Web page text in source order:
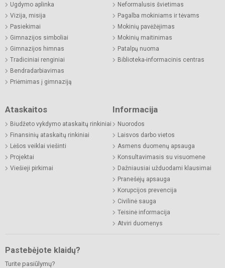
Ugdymo aplinka
Vizija, misija
Pasiekimai
Gimnazijos simboliai
Gimnazijos himnas
Tradiciniai renginiai
Bendradarbiavimas
Priėmimas į gimnaziją
Neformalusis švietimas
Pagalba mokiniams ir tėvams
Mokinių pavėžėjimas
Mokinių maitinimas
Patalpų nuoma
Biblioteka-informacinis centras
Ataskaitos
Biudžeto vykdymo ataskaitų rinkiniai
Finansinių ataskaitų rinkiniai
Lėšos veiklai viešinti
Projektai
Viešieji pirkimai
Informacija
Nuorodos
Laisvos darbo vietos
Asmens duomenų apsauga
Konsultavimasis su visuomene
Dažniausiai užduodami klausimai
Pranešėjų apsauga
Korupcijos prevencija
Civilinė sauga
Teisinė informacija
Atviri duomenys
Pastebėjote klaidų?
Turite pasiūlymų?